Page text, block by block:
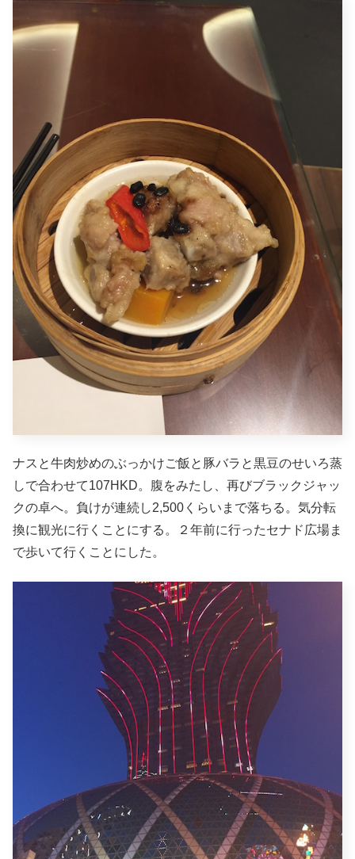
ナスと牛肉炒めのぶっかけご飯と豚バラと黒豆のせいろ蒸
しで合わせて107HKD。腹をみたし、再びブラックジャッ
クの卓へ。負けが連続し2,500くらいまで落ちる。気分転
換に観光に行くことにする。２年前に行ったセナド広場ま
で歩いて行くことにした。